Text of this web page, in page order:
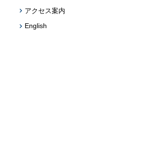
アクセス案内
English